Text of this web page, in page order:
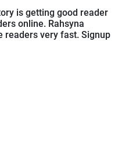
is getting good reader
online. Rahsyna
readers very fast. Signup